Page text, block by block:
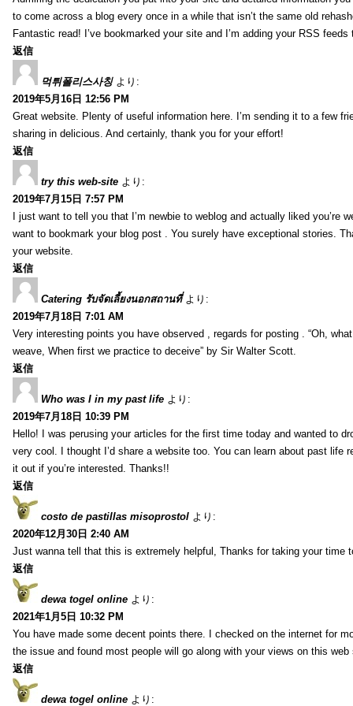
to come across a blog every once in a while that isn’t the same old
Fantastic read! I’ve bookmarked your site and I’m adding your RSS
返信
먹튀폴리스사칭 より:
2019年5月16日 12:56 PM
Great website. Plenty of useful information here. I’m sending it to a few
sharing in delicious. And certainly, thank you for your effort!
返信
try this web-site より:
2019年7月15日 7:57 PM
I just want to tell you that I’m newbie to weblog and actually liked you’re
want to bookmark your blog post . You surely have exceptional stories.
your website.
返信
Catering รับจัดเลี้ยงนอกสถานที่ より:
2019年7月18日 7:01 AM
Very interesting points you have observed , regards for posting . “Oh,
weave, When first we practice to deceive” by Sir Walter Scott.
返信
Who was I in my past life より:
2019年7月18日 10:39 PM
Hello! I was perusing your articles for the first time today and wanted to
very cool. I thought I’d share a website too. You can learn about past life
it out if you’re interested. Thanks!!
返信
costo de pastillas misoprostol より:
2020年12月30日 2:40 AM
Just wanna tell that this is extremely helpful, Thanks for taking your time
返信
dewa togel online より:
2021年1月5日 10:32 PM
You have made some decent points there. I checked on the internet for
the issue and found most people will go along with your views on this web
返信
dewa togel online より: